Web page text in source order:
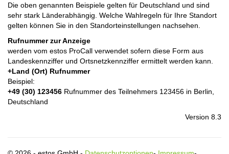
Die oben genannten Beispiele gelten für Deutschland und sind
sehr stark Länderabhängig. Welche Wahlregeln für Ihre Standort
gelten können Sie in den Standorteinstellungen nachsehen.
Rufnummer zur Anzeige
werden vom estos ProCall verwendet sofern diese Form aus
Landeskennziffer und Ortsnetzkennziffer ermittelt werden kann.
+Land (Ort) Rufnummer
Beispiel:
+49 (30) 123456 Rufnummer des Teilnehmers 123456 in Berlin,
Deutschland
Version 8.3